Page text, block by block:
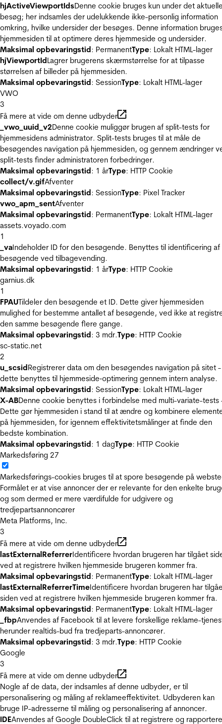
hjActiveViewportIdsDenne cookie bruges kun under det
besøg; her indsamles der udelukkende ikke-personlig information
omkring, hvilke undersider der besøges. Denne information
hjemmesiden til at optimere deres hjemmeside og undersider.
Maksimal opbevaringstid: PermanentType: Lokalt HTML-lager
hjViewportIdLagrer brugerens skærmstørrelse for at tilpasse
størrelsen af billeder på hjemmesiden.
Maksimal opbevaringstid: SessionType: Lokalt HTML-lager
VWO
3
Få mere at vide om denne udbyder
_vwo_uuid_v2Denne cookie muliggør brugen af split-tests for
hjemmesidens administrator. Split-tests bruges til at måle de
besøgendes navigation på hjemmesiden, og gennem ændringer
split-tests finder administratoren forbedringer.
Maksimal opbevaringstid: 1 årType: HTTP Cookie
collect/v.gifAfventer
Maksimal opbevaringstid: SessionType: Pixel Tracker
vwo_apm_sentAfventer
Maksimal opbevaringstid: PermanentType: Lokalt HTML-lager
assets.voyado.com
1
_vaIndeholder ID for den besøgende. Benyttes til identificering af
besøgende ved tilbagevending.
Maksimal opbevaringstid: 1 årType: HTTP Cookie
garnius.dk
1
FPAUTildeler den besøgende et ID. Dette giver hjemmesiden
mulighed for bestemme antallet af besøgende, ved ikke at
den samme besøgende flere gange.
Maksimal opbevaringstid: 3 mdr.Type: HTTP Cookie
sc-static.net
2
u_scsidRegistrerer data om den besøgendes navigation på sitet -
dette benyttes til hjemmeside‐optimering gennem intern analyse.
Maksimal opbevaringstid: SessionType: Lokalt HTML-lager
X-ABDenne cookie benyttes i forbindelse med multi-variate-tests
Dette gør hjemmesiden i stand til at ændre og kombinere
på hjemmesiden, for igennem effektivitetsmålinger at finde den
bedste kombination.
Maksimal opbevaringstid: 1 dagType: HTTP Cookie
Markedsføring 27
Markedsførings-cookies bruges til at spore besøgende på
Formålet er at vise annoncer der er relevante for den enkelte
og som dermed er mere værdifulde for udgivere og
tredjepartsannoncører
Meta Platforms, Inc.
3
Få mere at vide om denne udbyder
lastExternalReferrerIdentificere hvordan brugeren har tilgået
ved at registrere hvilken hjemmeside brugeren kommer fra.
Maksimal opbevaringstid: PermanentType: Lokalt HTML-lager
lastExternalReferrerTimeIdentificere hvordan brugeren har
siden ved at registrere hvilken hjemmeside brugeren kommer fra.
Maksimal opbevaringstid: PermanentType: Lokalt HTML-lager
_fbpAnvendes af Facebook til at levere forskellige reklame-
herunder realtids-bud fra tredjeparts-annoncører.
Maksimal opbevaringstid: 3 mdr.Type: HTTP Cookie
Google
3
Få mere at vide om denne udbyder
Nogle af de data, der indsamles af denne udbyder, er til
personalisering og måling af reklameeffektivitet. Udbyderen kan
bruge IP-adresserne til måling og personalisering af annoncer.
IDEAnvendes af Google DoubleClick til at registrere og